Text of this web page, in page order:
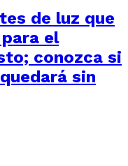
de luz que
el
conozca si
sin